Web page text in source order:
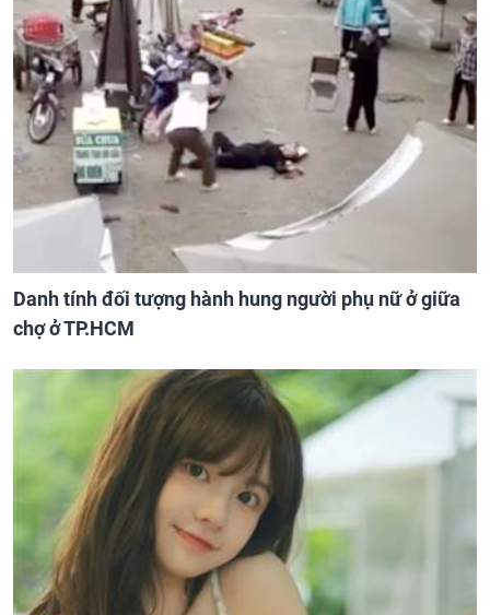
Danh tính đối tượng hành hung người phụ nữ ở giữa
chợ ở TP.HCM